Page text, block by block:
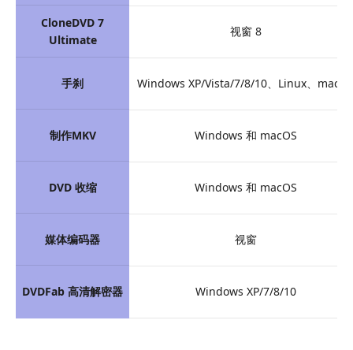
CloneDVD 7
Ultimate
手刹
制作MKV
DVD 收缩
媒体编码器
DVDFab 高清解密器
视窗 8
Windows XP/Vista/7/8/10、Linux、
Windows 和 macOS
Windows 和 macOS
视窗
Windows XP/7/8/10